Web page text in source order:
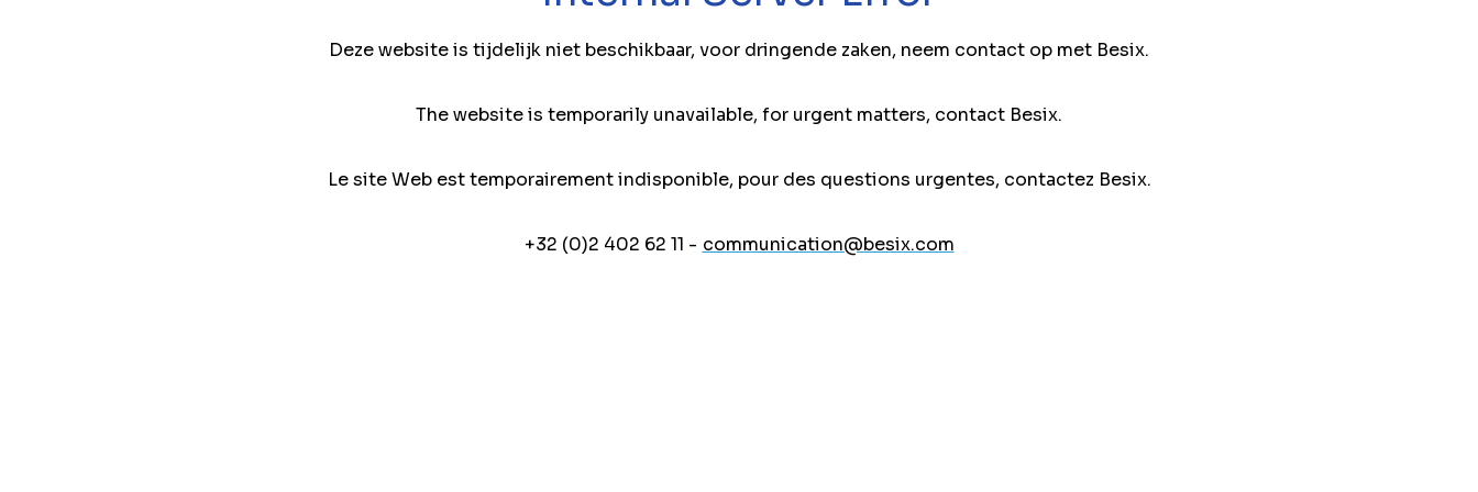
Deze website is tijdelijk niet beschikbaar, voor dringende zaken, neem contact op met Besix.
The website is temporarily unavailable, for urgent matters, contact Besix.
Le site Web est temporairement indisponible, pour des questions urgentes, contactez Besix.
+32 (0)2 402 62 11 - communication@besix.com